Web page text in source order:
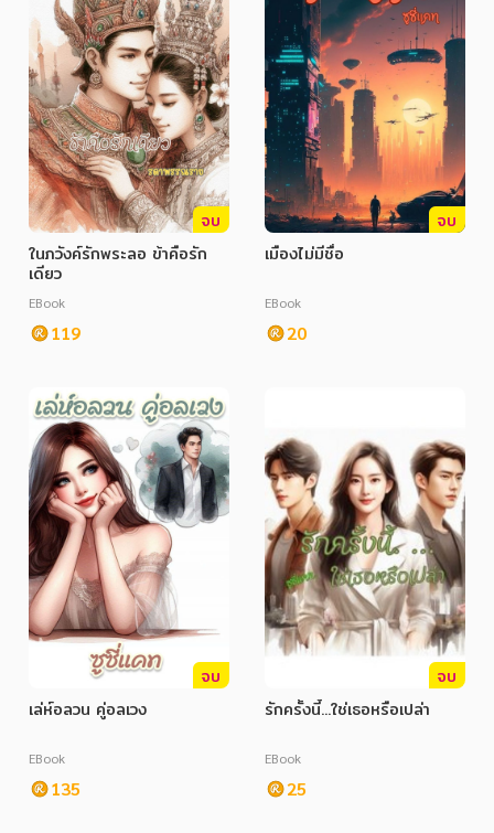
จบ
ในภวังค์รักพระลอ ข้าคือรัก
เดียว
EBook
119
จบ
เมืองไม่มีชื่อ
EBook
20
จบ
เล่ห์อลวน คู่อลเวง
EBook
135
จบ
รักครั้งนี้...ใช่เธอหรือเปล่า
EBook
25